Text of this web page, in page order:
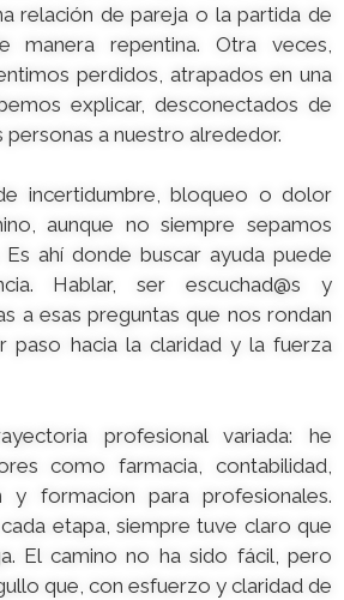
relación de pareja o la partida de
manera repentina. Otra veces,
perdidos, atrapados en una
explicar, desconectados de
personas a nuestro alrededor.
incertidumbre, bloqueo o dolor
aunque no siempre sepamos
ahí donde buscar ayuda puede
Hablar, ser escuchad@s y
a esas preguntas que nos rondan
paso hacia la claridad y la fuerza
profesional variada: he
como farmacia, contabilidad,
y formacion para profesionales.
etapa, siempre tuve claro que
El camino no ha sido fácil, pero
que, con esfuerzo y claridad de